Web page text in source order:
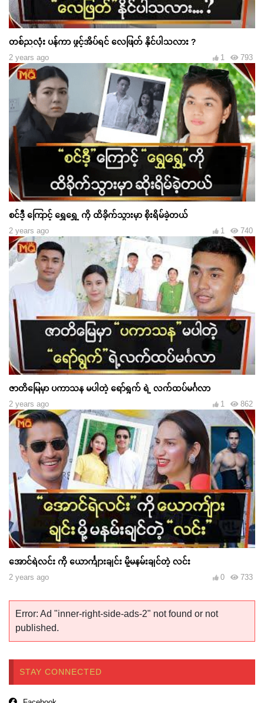
တစ်ညလုံး ပန်ကာ ဖွင့်အိပ်ရင် လေဖြတ် နိုင်ပါသလား ?
2 years ago 793
1
စင်ဒီ့ ကြောင့် ရွှေရွှေ့ ကို ထိခိုက်သွားမှာ စိုးရိမ်ခဲ့တယ်
2 years ago 740
1
ဇာတိမြေမှာ ပကာသန မပါတဲ့ ရော်ရွက် ရဲ့ လက်ထပ်မင်္ဂလာ
2 years ago 862
1
အောင်ရဲလင်း ကို ယောင်္ကျားချင်း မို့မနမ်းချင်တဲ့ လင်း
2 years ago 733
0
Error: Ad "inner-right-side-ads-2" not found or not
published.
STAY CONNECTED